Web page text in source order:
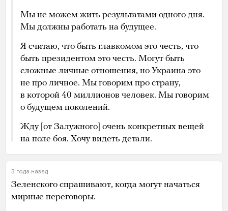
Мы не можем жить результатами одного дня.
Мы должны работать на будущее.
Я считаю, что быть главкомом это честь, что
быть президентом это честь. Могут быть
сложные личные отношения, но Украина это
не про личное. Мы говорим про страну,
в которой 40 миллионов человек. Мы говорим
о будущем поколений.
Жду [от Залужного] очень конкретных вещей
на поле боя. Хочу видеть детали.
3 года назад
Зеленского спрашивают, когда могут начаться
мирные переговоры.